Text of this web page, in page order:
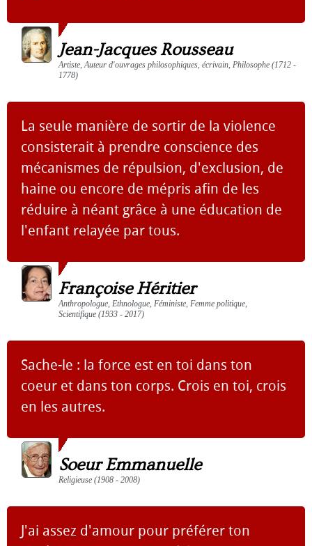
Jean-Jacques Rousseau
Artiste, Auteur d'ouvrages philosophiques, écrivain, Philosophe (1712 -
1778)
La seule manière de sortir de la violence
consisterait à prendre conscience des
mécanismes de répulsion, d'exclusion, de
haine ou encore de mépris afin de les
réduire à néant grâce à une éducation de
l'enfant relayée par tous.
Françoise Héritier
Anthropologue, Ethnologue, Féministe, Femme politique,
Scientifique (1933 - 2017)
Sache-le : la force est en toi dans ton
coeur et dans ton corps. Crois en toi, crois
en les autres.
Soeur Emmanuelle
Religieuse (1908 - 2008)
J'ai assez d'amour pour préférer ton